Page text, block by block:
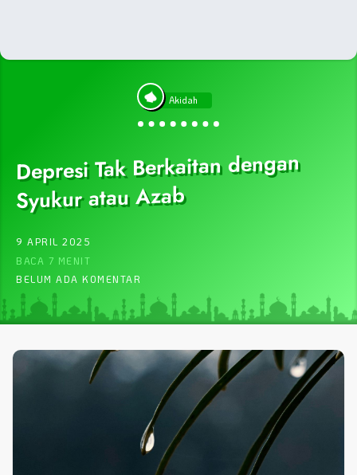
Akidah
Depresi Tak Berkaitan dengan
Syukur atau Azab
9 APRIL 2025
BACA 7 MENIT
BELUM ADA KOMENTAR